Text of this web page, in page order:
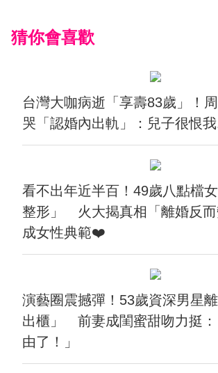
猜你會喜歡
台灣大咖病逝「享壽83歲」！
哭「認婚內出軌」：兒子很恨
看不出年近半百！49歲八點檔
整形」 火大揭真相「離婚反
成女性典範❤️
演藝圈震撼彈！53歲資深男星
出櫃」 前妻成閨蜜甜吻力挺：
由了！」